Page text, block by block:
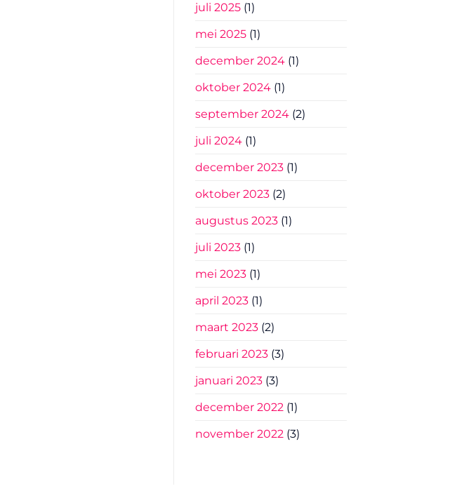
juli 2025(1)
mei 2025(1)
december 2024(1)
oktober 2024(1)
september 2024(2)
juli 2024(1)
december 2023(1)
oktober 2023(2)
augustus 2023(1)
juli 2023(1)
mei 2023(1)
april 2023(1)
maart 2023(2)
februari 2023(3)
januari 2023(3)
december 2022(1)
november 2022(3)